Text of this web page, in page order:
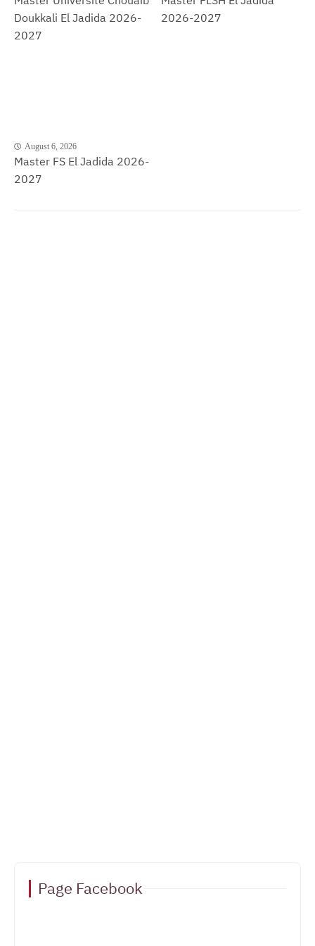
Doukkali El Jadida 2026-
2027
2026-2027
August 6, 2026
Master FS El Jadida 2026-
2027
Page Facebook